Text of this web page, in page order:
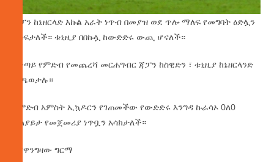
ጃፓን ከኔዘርላድ እኩል አራት ነጥብ በመያዝ ወደ ጥሎ ማለፍ የመግባት ዕድሏን
አስፍታለች። ቱኒዚያ በበኩሏ ከውድድሩ ውጪ ሆናለች።
በቀጣይ የምድብ የመጨረሻ መርሐግብር ጃፓን ከስዊድን ፣ ቱኒዚያ ከኔዘርላንድ
ይጫወታሉ።
በምድብ አምስት ኢኳዶርን የገጠመችው የውድድሩ እንግዳ ኩራሳኦ 0ለ0
ተለያይታ የመጀመሪያ ነጥቧን አሳክታለች።
በሸዋንግዛው ግርማ